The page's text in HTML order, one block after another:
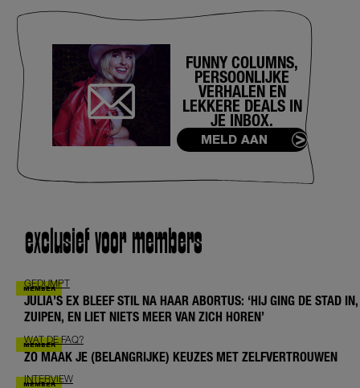
FUNNY COLUMNS,
PERSOONLIJKE
VERHALEN EN
LEKKERE DEALS IN
JE INBOX.
MELD AAN
exclusief voor members
GEDUMPT
JULIA’S EX BLEEF STIL NA HAAR ABORTUS: ‘HIJ GING DE STAD IN,
ZUIPEN, EN LIET NIETS MEER VAN ZICH HOREN’
WAT DE FAQ?
ZO MAAK JE (BELANGRIJKE) KEUZES MET ZELFVERTROUWEN
INTERVIEW